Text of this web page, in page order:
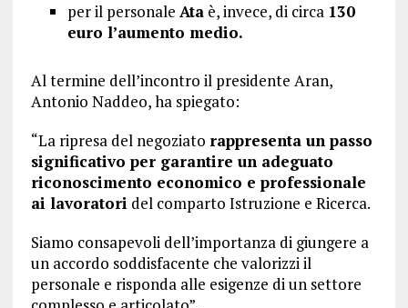
per il personale Ataè, invece, di circa 130
euro l’aumento medio.
Al termine dell’incontro il presidente Aran,
Antonio Naddeo, ha spiegato:
“La ripresa del negoziato rappresenta un passo
significativo per garantire un adeguato
riconoscimento economico e professionale
ai lavoratori del comparto Istruzione e Ricerca.
Siamo consapevoli dell’importanza di giungere a
un accordo soddisfacente che valorizzi il
personale e risponda alle esigenze di un settore